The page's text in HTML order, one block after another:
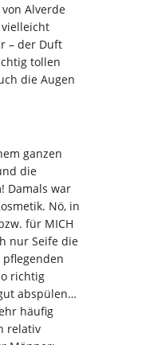
Alverde
– der Duft
tollen
die Augen
ganzen
die
Damals war
Nö, in
für MICH
nur Seife die
richtig
abspülen…
häufig
relativ